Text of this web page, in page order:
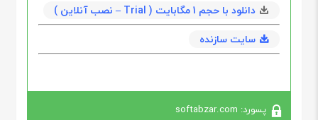
دانلود با حجم 1 مگابایت ( Trial – نصب آنلاین )
سایت سازنده
پسورد: softabzar.com